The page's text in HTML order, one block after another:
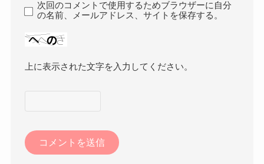
次回のコメントで使用するためブラウザーに自分
の名前、メールアドレス、サイトを保存する。
上に表示された文字を入力してください。